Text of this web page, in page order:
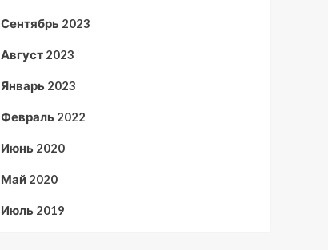
Сентябрь 2023
Август 2023
Январь 2023
Февраль 2022
Июнь 2020
Май 2020
Июль 2019